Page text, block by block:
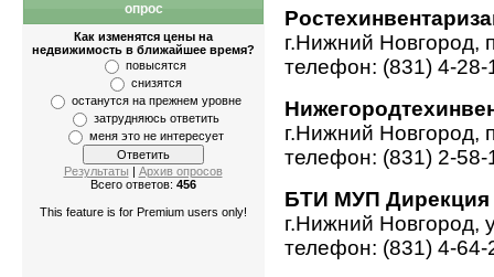
опрос
Как изменятся цены на
недвижимость в ближайшее время?
повысятся
снизятся
останутся на прежнем уровне
затрудняюсь ответить
меня это не интересует
Результаты | Архив опросов
Всего ответов: 456
This feature is for Premium users only!
г.Нижний Новгород,
телефон: (831) 4-28-
г.Нижний Новгород,
телефон: (831) 2-58-
БТИ МУП Дирекция
г.Нижний Новгород,
телефон: (831) 4-64-
Квартиры - однокомнатные,